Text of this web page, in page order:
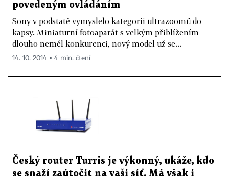
povedeným ovládáním
Sony v podstatě vymyslelo kategorii ultrazoomů do
kapsy. Miniaturní fotoaparát s velkým přiblížením
dlouho neměl konkurenci, nový model už se...
14. 10. 2014 ▪ 4 min. čtení
Český router Turris je výkonný, ukáže, kdo
se snaží zaútočit na vaši síť. Má však i